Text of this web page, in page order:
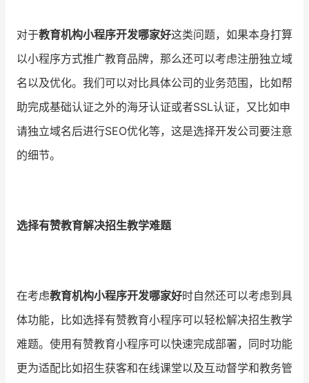
对于教育机构小程序开发哪家好这类问题，如果本身打算
以小程序方式推广教育品牌，那么还可以考虑注册独立域
名以及优化。我们可以对比具体公司的业务范围，比如帮
助完成基础认证之外的海牙认证或者SSL认证，又比如申
请独立域名后进行SEO优化等，这是选择开发公司要注意
的细节。
选择有赞教育解决招生教学难题
在考虑教育机构小程序开发哪家好时自然还可以考虑到具
体功能，比如选择有赞教育小程序可以轻松解决招生教学
难题。使用有赞教育小程序可以快速完成部署，同时功能
更为适配比如招生获客和在线课堂以及互动督学和教务管